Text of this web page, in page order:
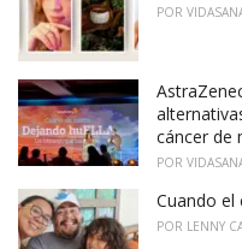
POR
cáncer de
POR
Cuando el
POR LENNY